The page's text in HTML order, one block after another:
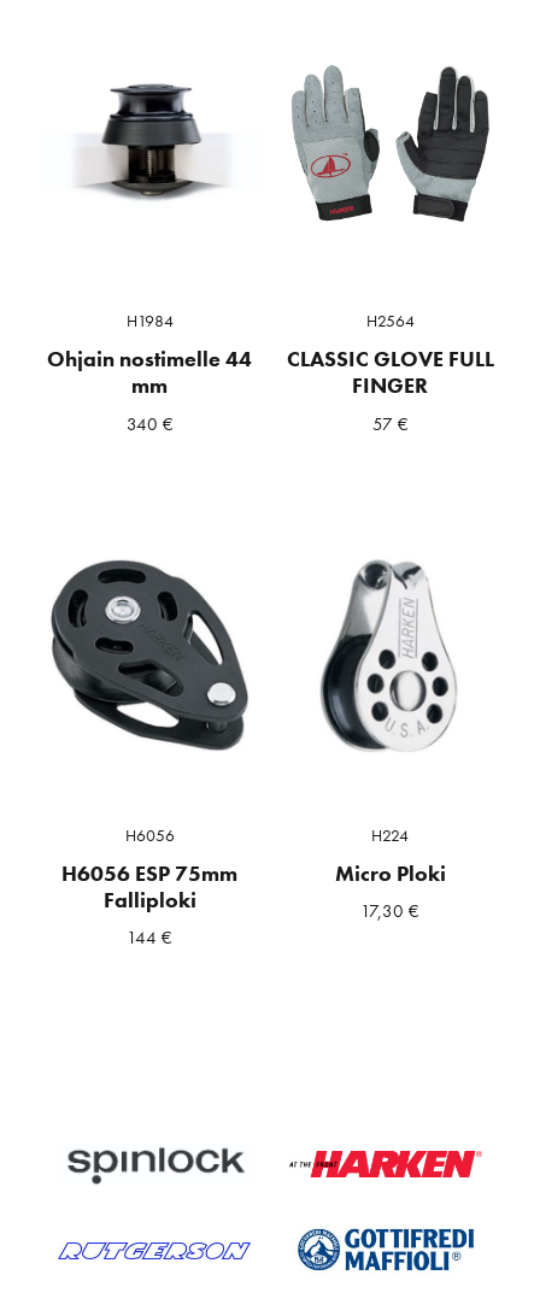
H1984
Ohjain nostimelle 44
mm
340 €
H2564
CLASSIC GLOVE FULL
FINGER
57 €
H6056
H6056 ESP 75mm
Falliploki
144€
H224
Micro Ploki
17,30€